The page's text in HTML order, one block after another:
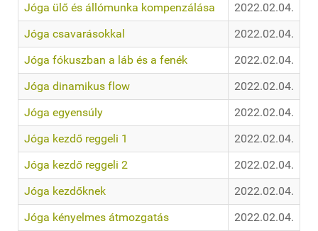
Jóga ülő és állómunka kompenzálása
2022.02.04.
Jóga csavarásokkal
2022.02.04.
Jóga fókuszban a láb és a fenék
2022.02.04.
Jóga dinamikus flow
2022.02.04.
Jóga egyensúly
2022.02.04.
Jóga kezdő reggeli 1
2022.02.04.
Jóga kezdő reggeli 2
2022.02.04.
Jóga kezdőknek
2022.02.04.
Jóga kényelmes átmozgatás
2022.02.04.